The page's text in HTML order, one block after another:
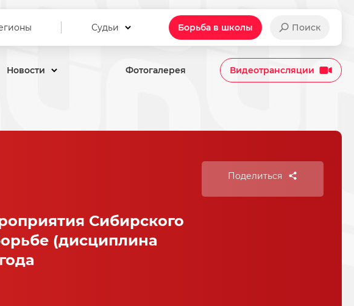
Судьи Борьба в школы Поиск
Новости Фотогалерея Видеотрансляции
Сибирского
(дисциплина
Поделиться